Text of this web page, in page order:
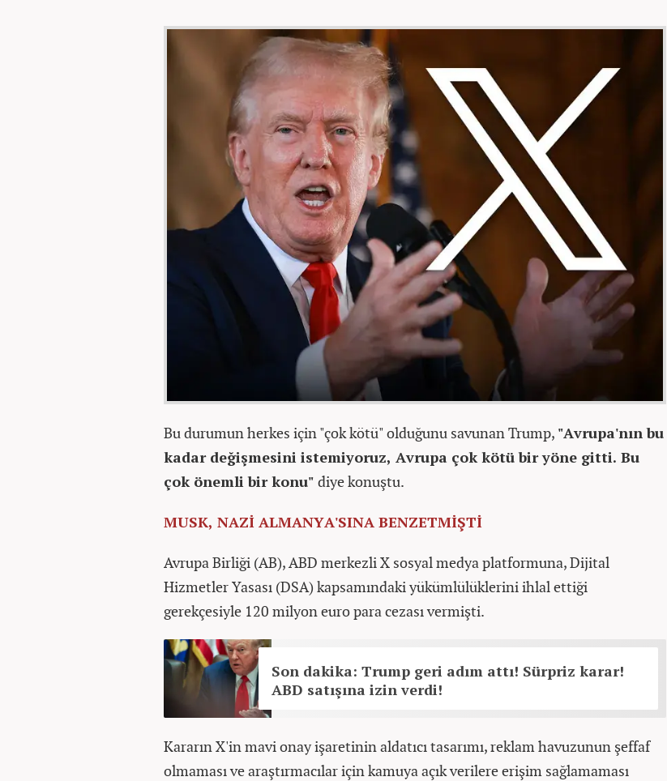
Bu durumun herkes için "çok kötü" olduğunu savunan Trump, "Avrupa'nın bu
kadar değişmesini istemiyoruz, Avrupa çok kötü bir yöne gitti. Bu
çok önemli bir konu" diye konuştu.
MUSK, NAZİ ALMANYA'SINA BENZETMİŞTİ
Avrupa Birliği (AB), ABD merkezli X sosyal medya platformuna, Dijital
Hizmetler Yasası (DSA) kapsamındaki yükümlülüklerini ihlal ettiği
gerekçesiyle 120 milyon euro para cezası vermişti.
Son dakika: Trump geri adım attı! Sürpriz karar!
ABD satışına izin verdi!
Kararın X'in mavi onay işaretinin aldatıcı tasarımı, reklam havuzunun şeffaf
olmaması ve araştırmacılar için kamuya açık verilere erişim sağlamaması